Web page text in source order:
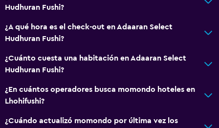
Hudhuran Fushi?
¿A qué hora es el check-out en Adaaran Select
Hudhuran Fushi?
¿Cuánto cuesta una habitación en Adaaran Select
Hudhuran Fushi?
¿En cuántos operadores busca momondo hoteles en
Lhohifushi?
¿Cuándo actualizó momondo por última vez los